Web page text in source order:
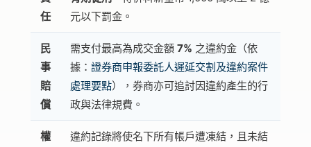
任
元以下罰金。
民
事
賠
償
需支付最高為成交金額 7% 之違約金 （依
據： 證券商申報委託人遲延交割及違約案件
處理要點）
，券商亦可追討因違約產生的行
政與法律規費。
權
違約記錄將使名下所有帳戶遭凍結，且未結